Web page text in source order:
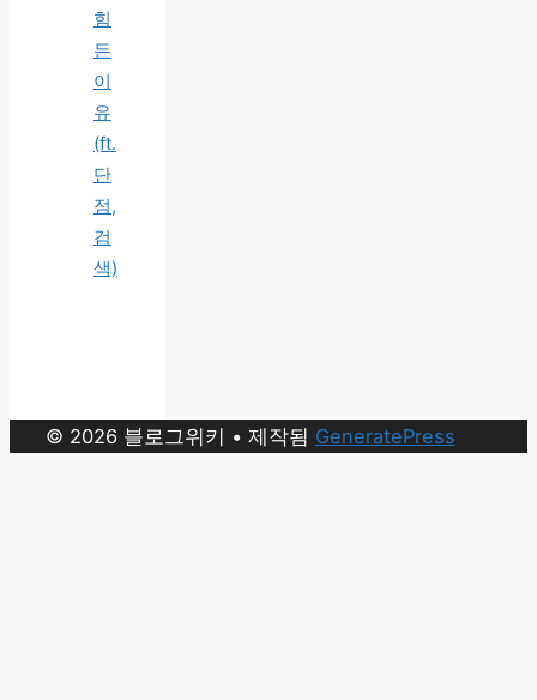
힘
든
이
유
(ft.
단
점,
검
색)
© 2026 블로그위키 • 제작됨 GeneratePress